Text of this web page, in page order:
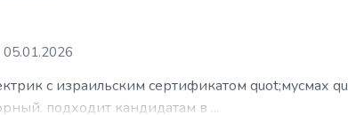
с израильским сертификатом quot;мусмах
подходит кандидатам в ...